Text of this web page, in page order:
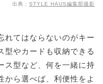
出典： STYLE HAUS編集部撮影
れてはならないのがキー
型やカードも収納できる
ス型など、何を一緒に持
から選べば、利便性をよ